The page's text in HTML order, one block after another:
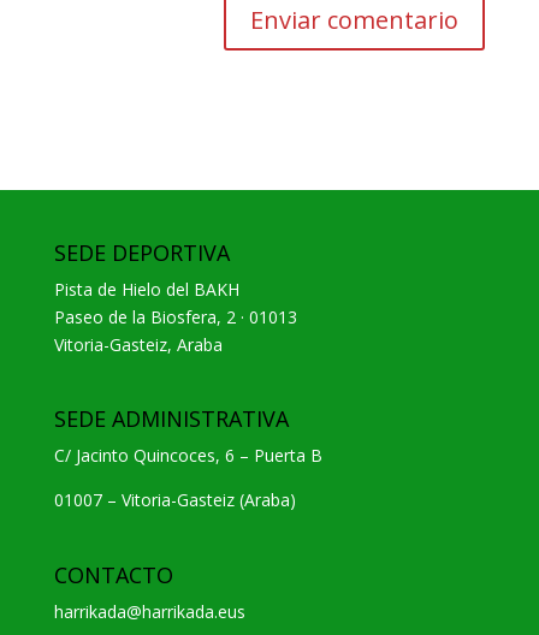
SEDE DEPORTIVA
Pista de Hielo del BAKH
Paseo de la Biosfera, 2 · 01013
Vitoria-Gasteiz, Araba
SEDE ADMINISTRATIVA
C/ Jacinto Quincoces, 6 – Puerta B
01007 – Vitoria-Gasteiz (Araba)
CONTACTO
harrikada@harrikada.eus